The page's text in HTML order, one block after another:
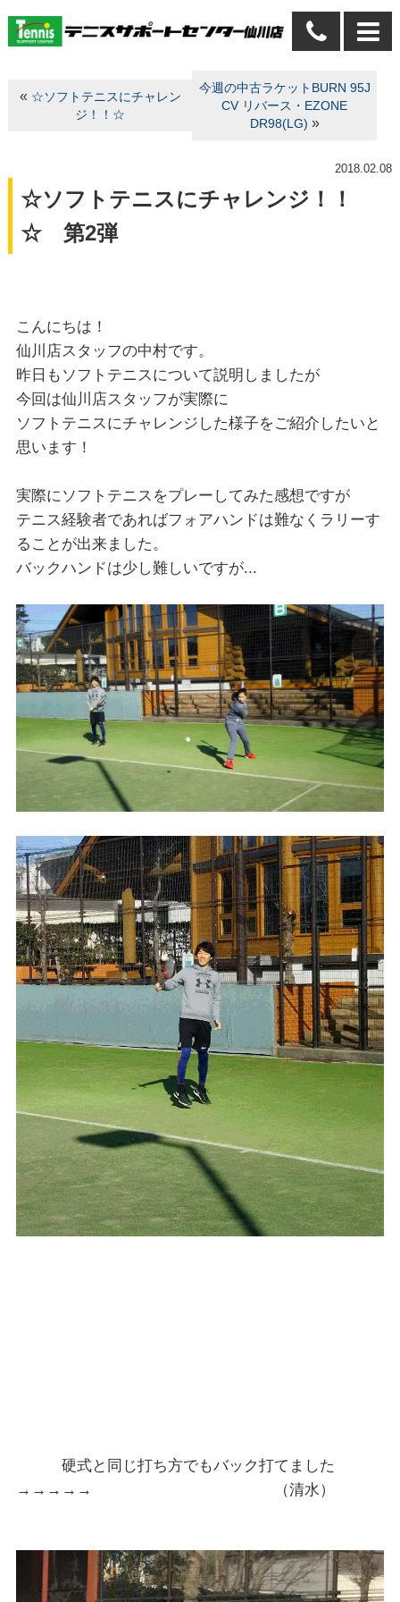
« ☆ソフトテニスにチャレン
ジ！！☆
今週の中古ラケットBURN 95J
CV リバース・EZONE
DR98(LG) »
2018.02.08
☆ソフトテニスにチャレンジ！！
☆ 第2弾
こんにちは！
仙川店スタッフの中村です。
昨日もソフトテニスについて説明しましたが
今回は仙川店スタッフが実際に
ソフトテニスにチャレンジした様子をご紹介したいと
思います！
実際にソフトテニスをプレーしてみた感想ですが
テニス経験者であればフォアハンドは難なくラリーす
ることが出来ました。
バックハンドは少し難しいですが...
硬式と同じ打ち方でもバック打てました
→→→→→ （清水）